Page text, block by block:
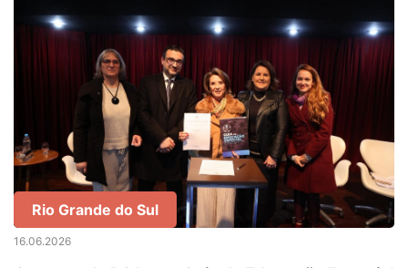
Rio Grande do Sul
16.06.2026